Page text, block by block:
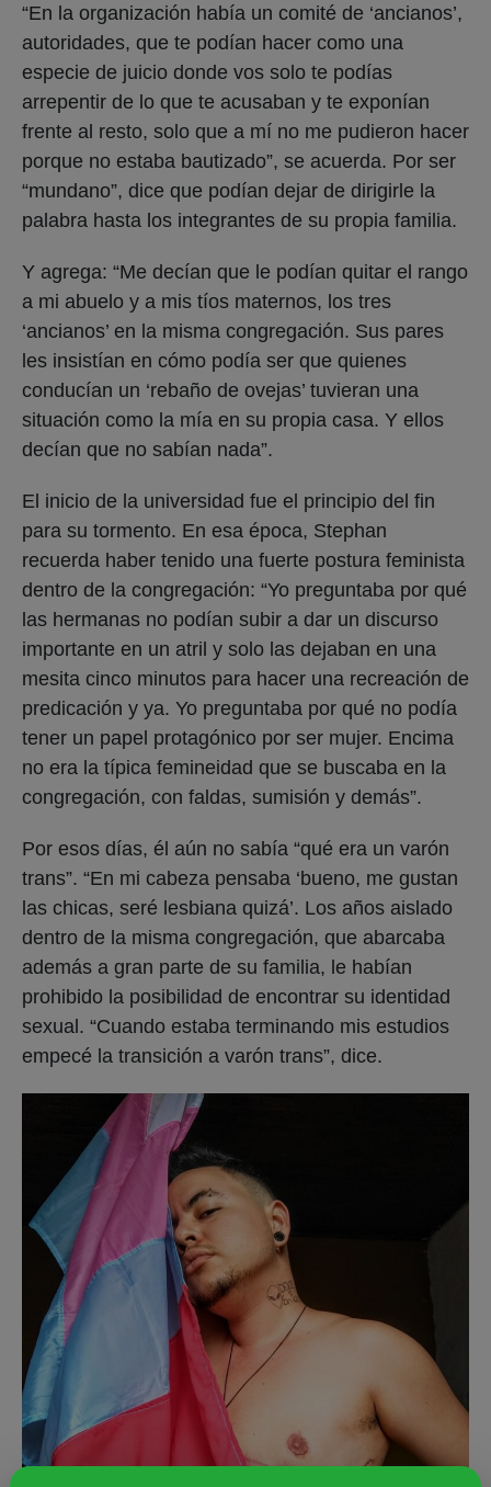
“En la organización había un comité de ‘ancianos’,
autoridades, que te podían hacer como una
especie de juicio donde vos solo te podías
arrepentir de lo que te acusaban y te exponían
frente al resto, solo que a mí no me pudieron hacer
porque no estaba bautizado”, se acuerda. Por ser
“mundano”, dice que podían dejar de dirigirle la
palabra hasta los integrantes de su propia familia.
Y agrega: “Me decían que le podían quitar el rango
a mi abuelo y a mis tíos maternos, los tres
‘ancianos’ en la misma congregación. Sus pares
les insistían en cómo podía ser que quienes
conducían un ‘rebaño de ovejas’ tuvieran una
situación como la mía en su propia casa. Y ellos
decían que no sabían nada”.
El inicio de la universidad fue el principio del fin
para su tormento. En esa época, Stephan
recuerda haber tenido una fuerte postura feminista
dentro de la congregación: “Yo preguntaba por qué
las hermanas no podían subir a dar un discurso
importante en un atril y solo las dejaban en una
mesita cinco minutos para hacer una recreación de
predicación y ya. Yo preguntaba por qué no podía
tener un papel protagónico por ser mujer. Encima
no era la típica femineidad que se buscaba en la
congregación, con faldas, sumisión y demás”.
Por esos días, él aún no sabía “qué era un varón
trans”. “En mi cabeza pensaba ‘bueno, me gustan
las chicas, seré lesbiana quizá’. Los años aislado
dentro de la misma congregación, que abarcaba
además a gran parte de su familia, le habían
prohibido la posibilidad de encontrar su identidad
sexual. “Cuando estaba terminando mis estudios
empecé la transición a varón trans”, dice.